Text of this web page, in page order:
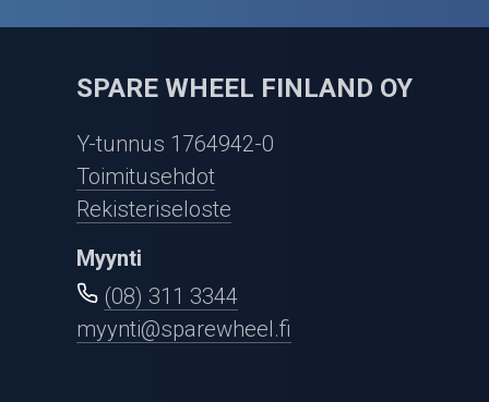
SPARE WHEEL FINLAND OY
Y-tunnus 1764942-0
Toimitusehdot
Rekisteriseloste
Myynti
(08) 311 3344
myynti@sparewheel.fi